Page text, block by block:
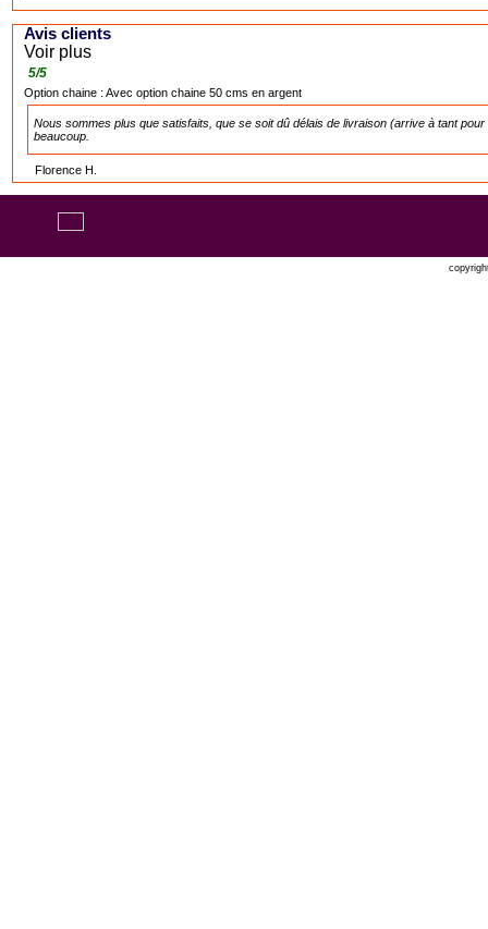
Avis clients
Voir plus
5/5
Option chaine : Avec option chaine 50 cms en argent
Nous sommes plus que satisfaits, que se soit dû délais de livraison (arrive à tant
beaucoup.
Florence H.